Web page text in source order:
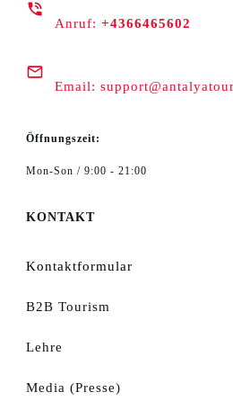
Anruf: +4366465602
Email:
Öffnungszeit:
Mon-Son / 9:00 - 21:00
KONTAKT
Kontaktformular
B2B Tourism
Lehre
Media (Presse)